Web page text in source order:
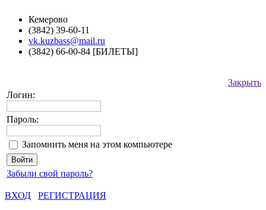
Кемерово
(3842) 39-60-11
vk.kuzbass@mail.ru
(3842) 66-00-84 [БИЛЕТЫ]
Закрыть
Логин:
Пароль:
Запомнить меня на этом компьютере
Забыли свой пароль?
ВХОД
РЕГИСТРАЦИЯ